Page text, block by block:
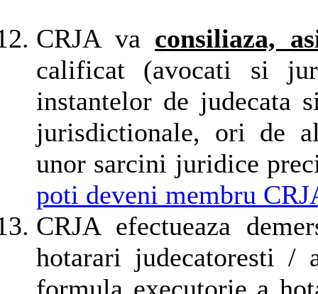
CRJA va consiliaza,
calificat (avocati si
instantelor de judecata
jurisdictionale, ori de
unor sarcini juridice
poti deveni membru
CRJA efectueaza
hotarari judecatoresti /